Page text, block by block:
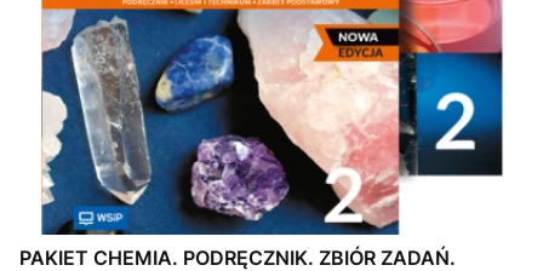
PAKIET CHEMIA. PODRĘCZNIK. ZBIÓR ZADAŃ.